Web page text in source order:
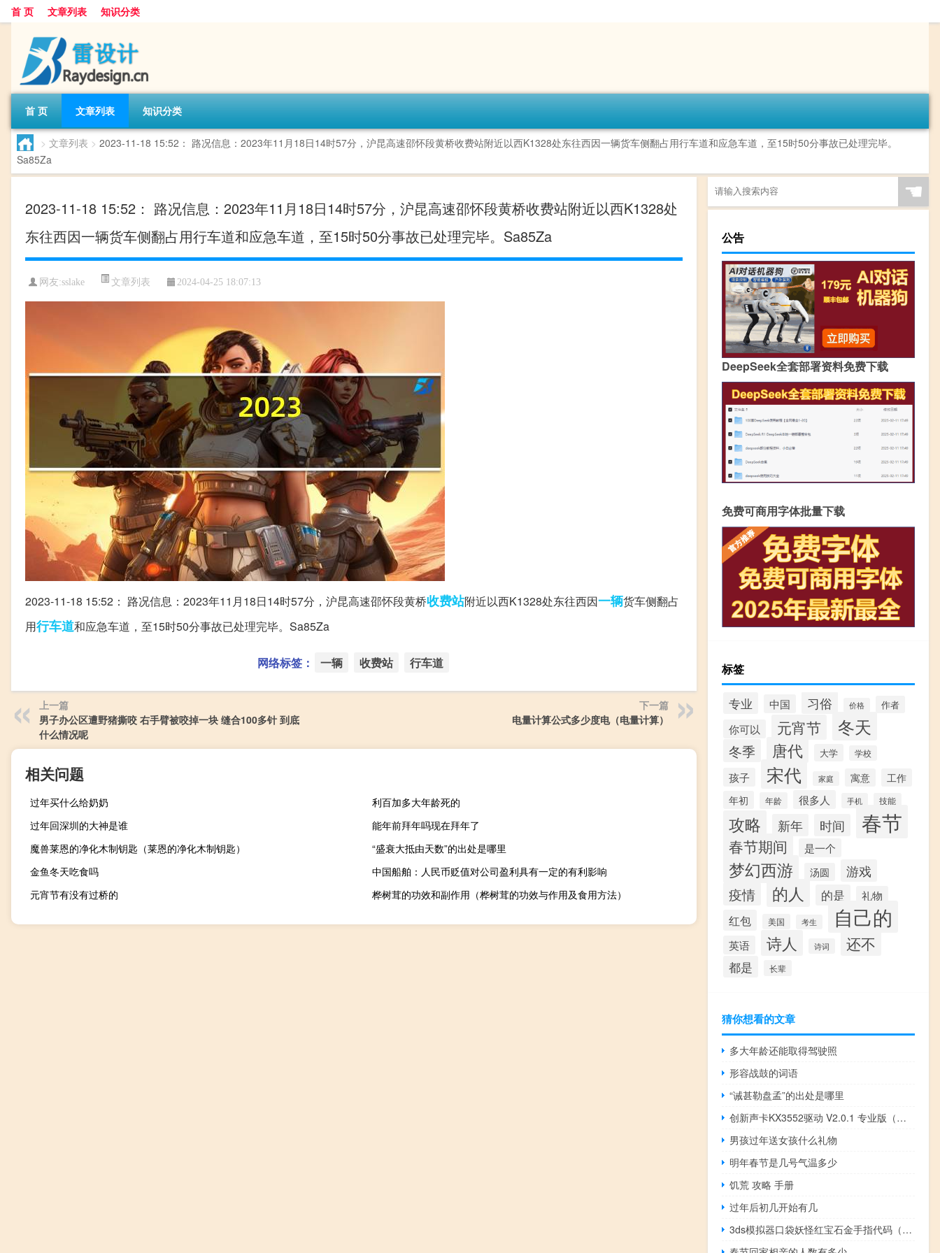
首 页 文章列表 知识分类
首 页 文章列表 知识分类
> 文章列表 > 2023-11-18 15:52： 路况信息：2023年11月18日14时57分，沪昆高速邵怀段黄桥收费站附近以西K1328处东往西因一辆货车侧翻占用行车道和应急车道，至15时50分事故已处理完毕。
Sa85Za ​​​
2023-11-18 15:52： 路况信息：2023年11月18日14时57分，沪昆高速邵怀段黄桥收费站附近以西K1328处
东往西因一辆货车侧翻占用行车道和应急车道，至15时50分事故已处理完毕。Sa85Za ​​​
网友:sslake 文章列表 2024-04-25 18:07:13
2023-11-18 15:52： 路况信息：2023年11月18日14时57分，沪昆高速邵怀段黄桥收费站附近以西K1328处东往西因一辆货车侧翻占
用行车道和应急车道，至15时50分事故已处理完毕。Sa85Za ​​​
网络标签： 一辆 收费站 行车道
上一篇
男子办公区遭野猪撕咬 右手臂被咬掉一块 缝合100多针 到底
什么情况呢
下一篇
电量计算公式多少度电（电量计算）
相关问题
过年买什么给奶奶
利百加多大年龄死的
过年回深圳的大神是谁
能年前拜年吗现在拜年了
魔兽莱恩的净化木制钥匙（莱恩的净化木制钥匙）
“盛衰大抵由天数”的出处是哪里
金鱼冬天吃食吗
中国船舶：人民币贬值对公司盈利具有一定的有利影响
元宵节有没有过桥的
桦树茸的功效和副作用（桦树茸的功效与作用及食用方法）
☚
公告
DeepSeek全套部署资料免费下载
免费可商用字体批量下载
标签
专业 中国 习俗 价格 作者
你可以 元宵节 冬天
冬季 唐代 大学 学校
孩子 宋代 家庭 寓意
工作
年初
年龄 很多人 手机 技能
攻略 新年 时间 春节
春节期间 是一个
梦幻西游 汤圆 游戏
疫情 的人 的是 礼物
红包 美国 考生 自己的
英语 诗人 诗词 还不
都是 长辈
猜你想看的文章
多大年龄还能取得驾驶照
形容战鼓的词语
“诫甚勒盘孟”的出处是哪里
创新声卡KX3552驱动 V2.0.1 专业版（创新声卡KX3552驱动 V2.0.1 专业版功能简介）
男孩过年送女孩什么礼物
明年春节是几号气温多少
饥荒 攻略 手册
过年后初几开始有几
3ds模拟器口袋妖怪红宝石金手指代码（3ds模拟器口袋妖怪xy）